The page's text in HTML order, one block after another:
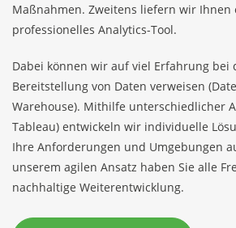
Maßnahmen. Zweitens liefern wir Ihnen
professionelles Analytics-Tool.
Dabei können wir auf viel Erfahrung bei
Bereitstellung von Daten verweisen
Warehouse). Mithilfe unterschiedlicher
Tableau) entwickeln wir individuelle
Ihre Anforderungen und Umgebungen
unserem agilen Ansatz haben Sie alle
nachhaltige Weiterentwicklung.